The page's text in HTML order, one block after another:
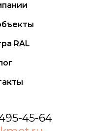
RAL
45-64